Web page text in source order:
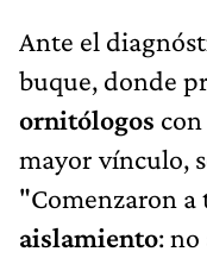
Ante el
buque, donde
ornitólogos
mayor vínculo,
"Comenzaron a
aislamiento: